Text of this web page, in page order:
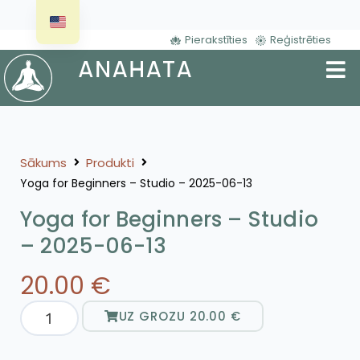
Pierakstīties Reģistrēties
Sākums Produkti
Yoga for Beginners – Studio – 2025-06-13
Yoga for Beginners – Studio
– 2025-06-13
20.00 €
UZ GROZU 20.00 €